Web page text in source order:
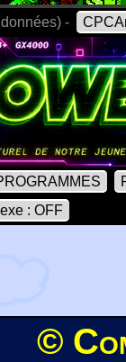
-
: OFF
©